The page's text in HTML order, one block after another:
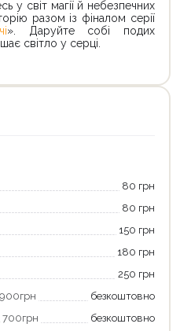
у світ магії й небезпечних
разом із фіналом серії
». Даруйте собі подих
світло у серці.
80 грн
80 грн
150 грн
180 грн
250 грн
безкоштовно
700грн
безкоштовно
покупки